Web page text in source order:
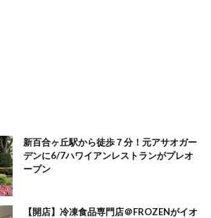
新百合ヶ丘駅から徒歩７分！元アサオガー
デンに6/7ハワイアンレストランがプレオ
ープン
【開店】冷凍食品専門店＠FROZENがイオ